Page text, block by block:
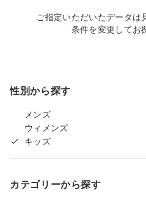
ご指定いただいたデータは
条件を変更してお
性別から探す
メンズ
ウィメンズ
キッズ
カテゴリーから探す